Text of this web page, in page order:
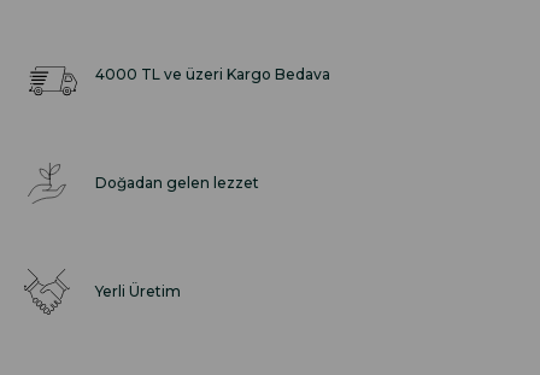
4000 TL ve üzeri Kargo Bedava
Doğadan gelen lezzet
Yerli Üretim